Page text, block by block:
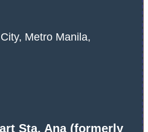
Metro Manila,
Sta. Ana (formerly